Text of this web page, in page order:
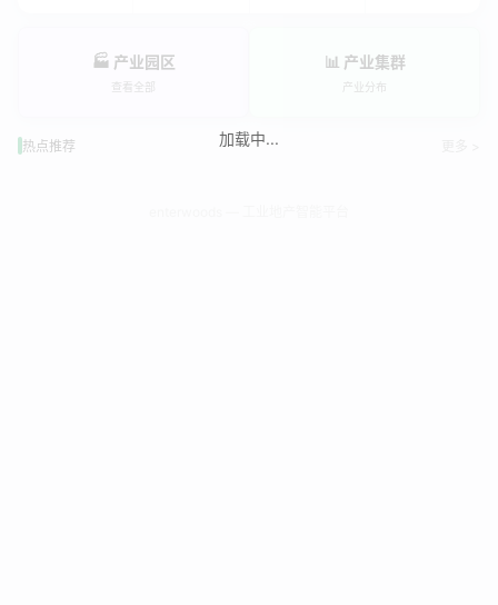
🏭 产业园区
查看全部
📊 产业集群
产业分布
热点推荐 加载中...